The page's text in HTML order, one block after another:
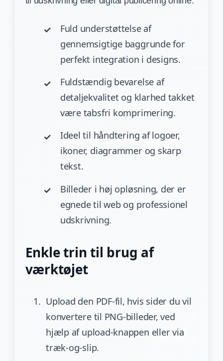
Fuld understøttelse af
gennemsigtige baggrunde for
perfekt integration i designs.
Fuldstændig bevarelse af
detaljekvalitet og klarhed takket
være tabsfri komprimering.
Ideel til håndtering af logoer,
ikoner, diagrammer og skarp
tekst.
Billeder i høj opløsning, der er
egnede til web og professionel
udskrivning.
Enkle trin til brug af
værktøjet
Upload den PDF-fil, hvis sider du vil
konvertere til PNG-billeder, ved
hjælp af upload-knappen eller via
træk-og-slip.